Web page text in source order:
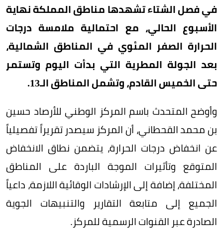
في فصل الشتاء تشهدها مناطق المملكة نهاية
الأسبوع الحالي، مع احتمالية ملامسة درجات
الحرارة الصفر المئوي في المناطق الشمالية،
بعد الجولة المطرية التي بدأت اليوم وتستمر
حتى الخميس القادم، وتشمل المناطق الـ13.
وأوضح المتحدث باسم المركز الوطني للأرصاد حسين
بن محمد القحطاني، أن المركز سيصدر تقريراً تفصيلياً
عن انخفاض درجات الحرارة، يتضمن نطاق الانخفاض
المتوقع وتأثيرات الموجة الباردة على المناطق
المختلفة، إضافة إلى الإرشادات الوقائية اللازمة، داعياً
الجميع إلى متابعة التقارير والتنبيهات الجوية
الصادرة عبر القنوات الرسمية للمركز.